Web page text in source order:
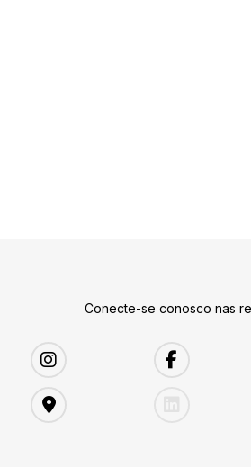
Conecte-se conosco nas